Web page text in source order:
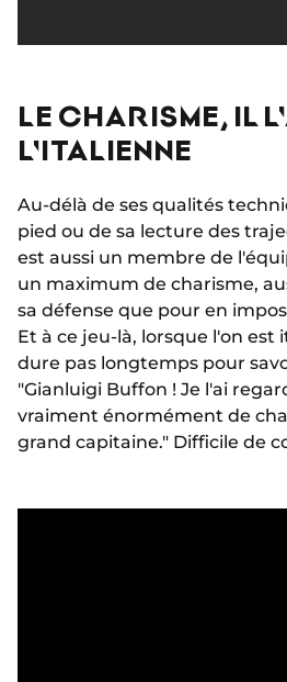
LE CHARISME, IL
L'ITALIENNE
Au-délà de ses qualités
pied ou de sa lecture des
est aussi un membre de
un maximum de charisme,
sa défense que pour en
Et à ce jeu-là, lorsque l'on est
dure pas longtemps pour
"Gianluigi Buffon ! Je l'ai
vraiment énormément de
grand capitaine." Difficile de